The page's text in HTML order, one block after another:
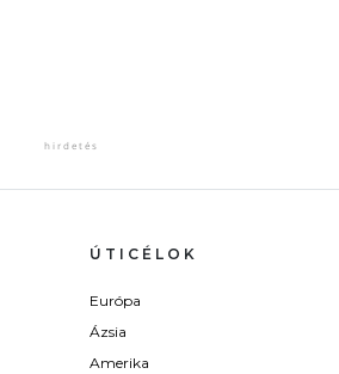
ÚTICÉLOK
Európa
Ázsia
Amerika